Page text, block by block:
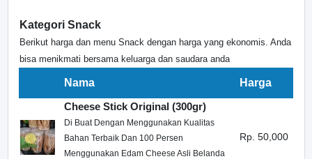
Kategori Snack
Berikut harga dan menu Snack dengan harga yang ekonomis. Anda
bisa menikmati bersama keluarga dan saudara anda
Nama
Harga
Cheese Stick Original (300gr)
Di Buat Dengan Menggunakan Kualitas
Bahan Terbaik Dan 100 Persen
Menggunakan Edam Cheese Asli Belanda
Rp. 50,000